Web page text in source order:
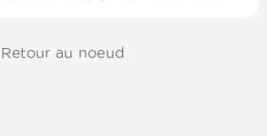
Retour au noeud